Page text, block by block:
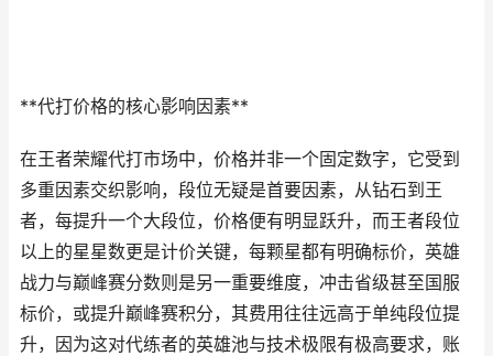
**代打价格的核心影响因素**
在王者荣耀代打市场中，价格并非一个固定数字，它受到
多重因素交织影响，段位无疑是首要因素，从钻石到王
者，每提升一个大段位，价格便有明显跃升，而王者段位
以上的星星数更是计价关键，每颗星都有明确标价，英雄
战力与巅峰赛分数则是另一重要维度，冲击省级甚至国服
标价，或提升巅峰赛积分，其费用往往远高于单纯段位提
升，因为这对代练者的英雄池与技术极限有极高要求，账